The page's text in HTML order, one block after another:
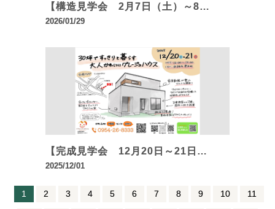
【構造見学会 2月7日（土）～8…
2026/01/29
【完成見学会 12月20日～21日…
2025/12/01
1 2 3 4 5 6 7 8 9 10 11